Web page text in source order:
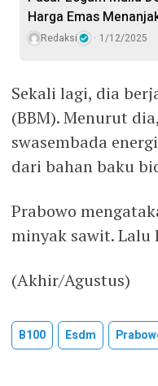
Harga Emas
Redaksi 1/12/2025
Sekali lagi, dia
(BBM). Menurut
swasembada
dari bahan baku
Prabowo
minyak sawit. Lalu
(Akhir/Agustus)
B100 Esdm